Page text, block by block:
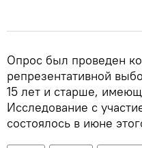
Опрос был проведен
репрезентативной
15 лет и старше,
Исследование с
состоялось в июне